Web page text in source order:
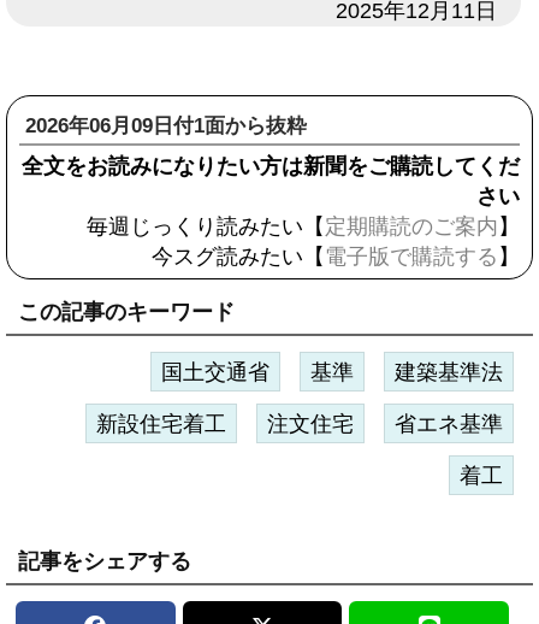
2025年12月11日
2026年06月09日付1面から抜粋
全文をお読みになりたい方は新聞をご購読してくだ
さい
毎週じっくり読みたい【 定期購読のご案内 】
今スグ読みたい【 電子版で購読する 】
この記事のキーワード
国土交通省 基準 建築基準法
新設住宅着工 注文住宅 省エネ基準
着工
記事をシェアする